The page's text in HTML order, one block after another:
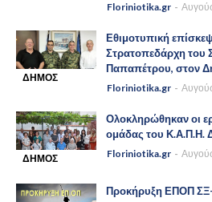
Floriniotika.gr
ΔΗΜΟΣ
Εθιμοτυπική
Στρατοπεδάρχη του
Παπαπέτρου, στον
Floriniotika.gr
ΔΗΜΟΣ
Ολοκληρώθηκαν οι
ομάδας του Κ.Α.Π.Η.
Floriniotika.gr
Προκήρυξη ΕΠΟΠ